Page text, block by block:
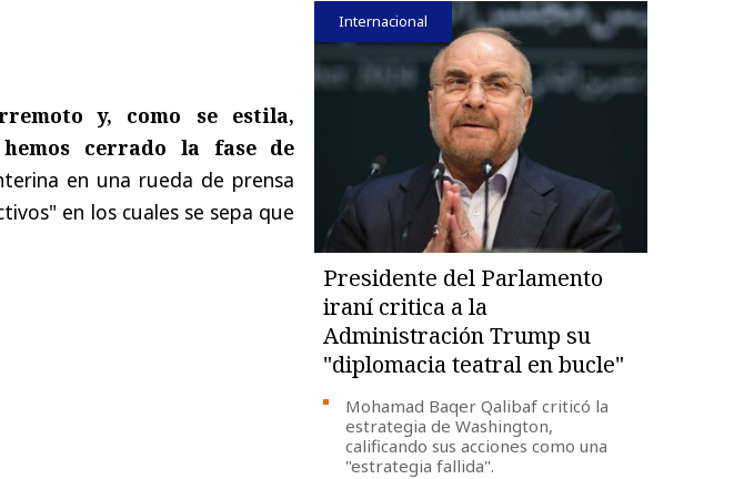
y, como se estila,
cerrado la fase de
en una rueda de prensa
en los cuales se sepa que
Internacional
Presidente del Parlamento
iraní critica a la
Administración Trump su
"diplomacia teatral en bucle"
Mohamad Baqer Qalibaf criticó la
estrategia de Washington,
calificando sus acciones como una
"estrategia fallida".